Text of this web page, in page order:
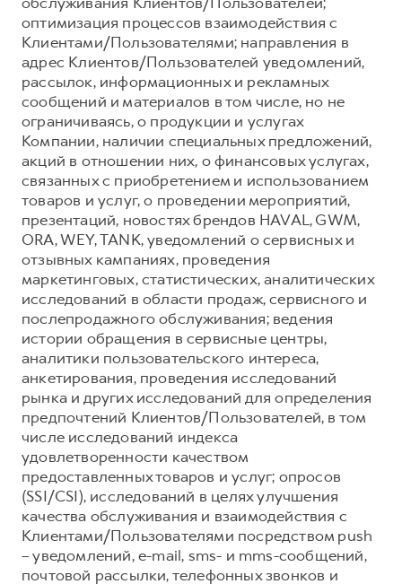
оптимизация процессов взаимодействия с
Клиентами/Пользователями; направления в
адрес Клиентов/Пользователей уведомлений,
рассылок, информационных и рекламных
сообщений и материалов в том числе, но не
ограничиваясь, о продукции и услугах
Компании, наличии специальных предложений,
акций в отношении них, о финансовых услугах,
связанных с приобретением и использованием
товаров и услуг, о проведении мероприятий,
презентаций, новостях брендов HAVAL, GWM,
ORA, WEY, TANK, уведомлений о сервисных и
отзывных кампаниях, проведения
маркетинговых, статистических, аналитических
исследований в области продаж, сервисного и
послепродажного обслуживания; ведения
истории обращения в сервисные центры,
аналитики пользовательского интереса,
анкетирования, проведения исследований
рынка и других исследований для определения
предпочтений Клиентов/Пользователей, в том
числе исследований индекса
удовлетворенности качеством
предоставленных товаров и услуг; опросов
(SSI/CSI), исследований в целях улучшения
качества обслуживания и взаимодействия с
Клиентами/Пользователями посредством push
– уведомлений, e-mail, sms- и mms-сообщений,
почтовой рассылки, телефонных звонков и